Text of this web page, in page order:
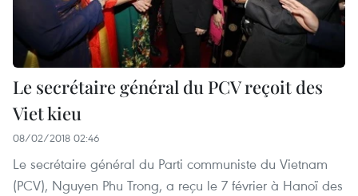
Le secrétaire général du PCV reçoit des
Viet kieu
08/02/2018 02:46
Le secrétaire général du Parti communiste du Vietnam
(PCV), Nguyen Phu Trong, a reçu le 7 février à Hanoï des